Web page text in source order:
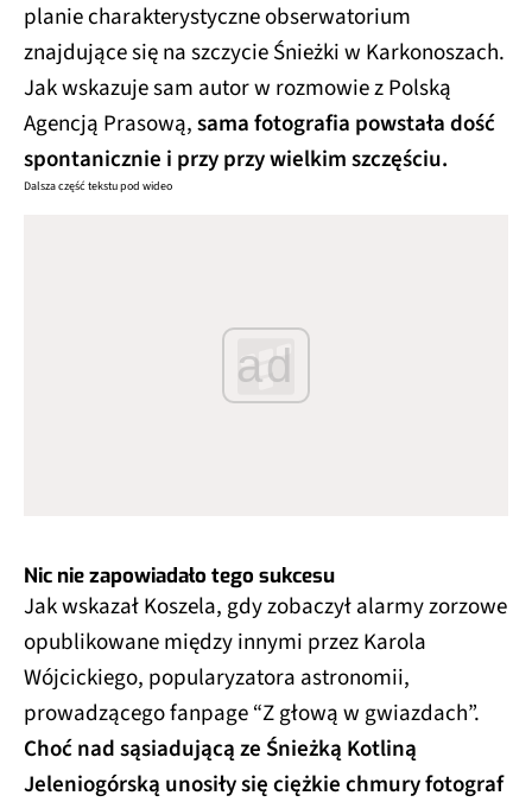
planie charakterystyczne obserwatorium
znajdujące się na szczycie Śnieżki w Karkonoszach.
Jak wskazuje sam autor w rozmowie z Polską
Agencją Prasową,sama fotografia powstała dość
spontanicznie i przy przy wielkim szczęściu.
Dalsza część tekstu pod wideo
ad
Nic nie zapowiadało tego sukcesu
Jak wskazał Koszela, gdy zobaczył alarmy zorzowe
opublikowane między innymi przez Karola
Wójcickiego, popularyzatora astronomii,
prowadzącego fanpage “Z głową w gwiazdach”.
Choć nad sąsiadującą ze Śnieżką Kotliną
Jeleniogórską unosiły się ciężkie chmury fotograf